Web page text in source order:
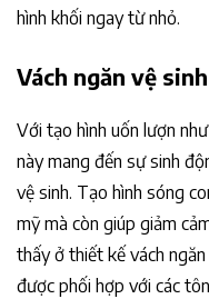
hình khối ngay từ nhỏ.
Vách ngăn vệ
Với tạo hình uốn lượn
này mang đến sự sinh
vệ sinh. Tạo hình sóng
mỹ mà còn giúp giảm
thấy ở thiết kế vách
được phối hợp với các